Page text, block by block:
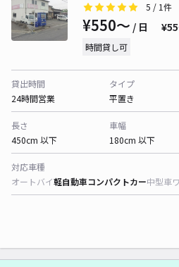
5 / 1件
¥550〜 / 日
時間貸し可
貸出時間
24時間営業
タイプ
平置き
長さ
450cm 以下
車幅
180cm 以下
対応車種
オートバイ軽自動車コンパクトカー中型車